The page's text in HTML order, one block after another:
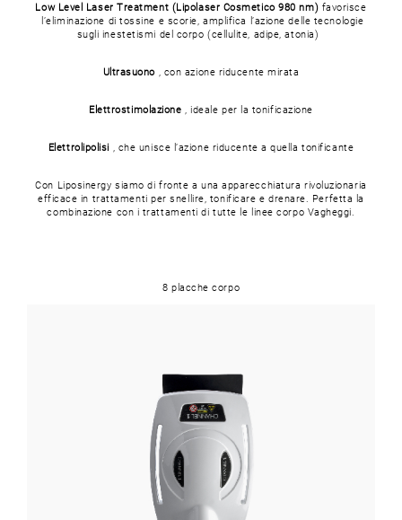
Low Level Laser Treatment (Lipolaser Cosmetico980 nm) favorisce
l’eliminazione di tossine e scorie, amplifica l’azione delle tecnologie
sugli inestetismi del corpo (cellulite, adipe, atonia)
Ultrasuono , con azione riducente mirata
Elettrostimolazione, ideale per la tonificazione
Elettrolipolisi , che unisce l’azione riducente a quella tonificante
Con Liposinergy siamo di fronte a una apparecchiatura rivoluzionaria
efficace in trattamenti per snellire, tonificare e drenare. Perfetta la
combinazione con i trattamenti di tutte le linee corpo Vagheggi.
8 placche corpo